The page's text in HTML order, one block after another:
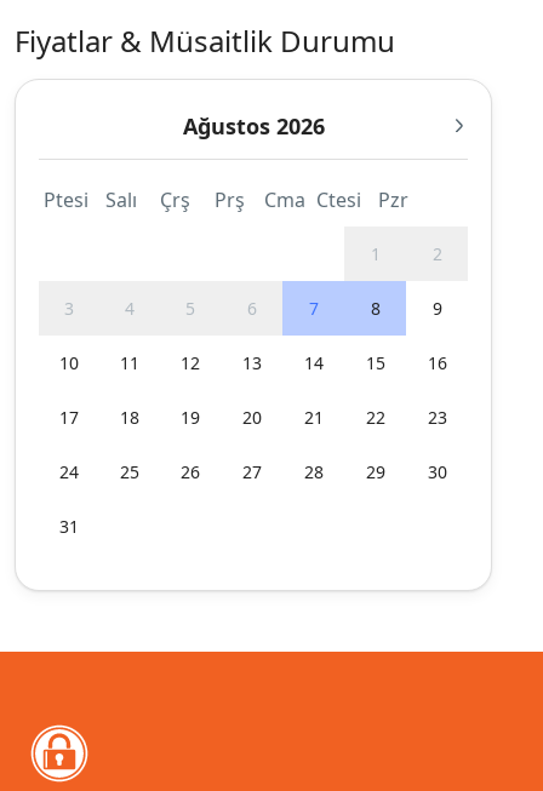
Fiyatlar & Müsaitlik Durumu
Ağustos 2026
Ptesi Salı Çrş Prş Cma Ctesi Pzr
1 2
3 4 5 6 7 8 9
10 11 12 13 14 15 16
17 18 19 20 21 22 23
24 25 26 27 28 29 30
31